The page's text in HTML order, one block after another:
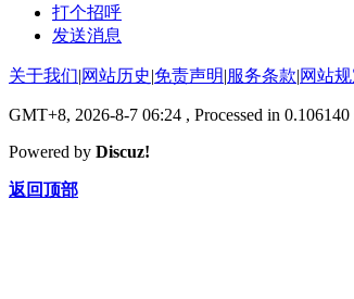
打个招呼
发送消息
关于我们|网站历史|免责声明|服务条款|网站
GMT+8, 2026-8-7 06:24 , Processed in
Powered by Discuz!
返回顶部